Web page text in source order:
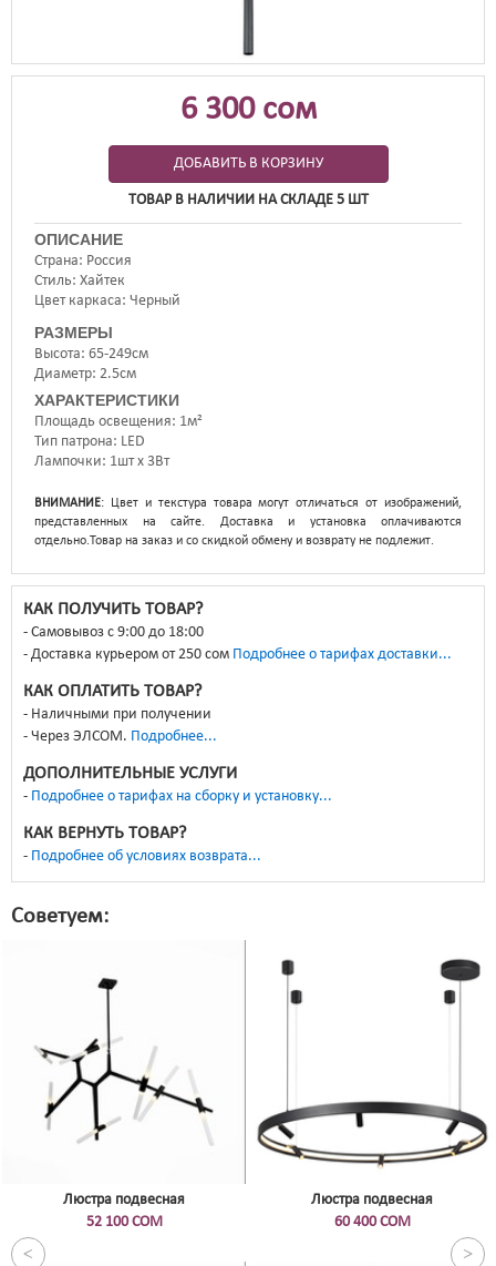
6 300 сом
ДОБАВИТЬ В КОРЗИНУ
ТОВАР В НАЛИЧИИ НА СКЛАДЕ 5 ШТ
ОПИСАНИЕ
Страна Россия
Стиль Хайтек
Цвет каркаса Черный
РАЗМЕРЫ
Высота 65-249см
Диаметр 2.5см
ХАРАКТЕРИСТИКИ
Площадь освещения 1м²
Тип патрона LED
Лампочки 1шт x 3Вт
ВНИМАНИЕ: Цвет и текстура товара могут отличаться от изображений,
представленных на сайте. Доставка и установка оплачиваются
отдельно.Товар на заказ и со скидкой обмену и возврату не подлежит.
КАК ПОЛУЧИТЬ ТОВАР?
Самовывоз с 9:00 до 18:00
Доставка курьером от 250 сом Подробнее о тарифах доставки...
КАК ОПЛАТИТЬ ТОВАР?
Наличными при получении
Через ЭЛСОМ. Подробнее...
ДОПОЛНИТЕЛЬНЫЕ УСЛУГИ
Подробнее о тарифах на сборку и установку...
КАК ВЕРНУТЬ ТОВАР?
Подробнее об условиях возврата...
Советуем:
Люстра подвесная
52 100 СОМ
Люстра подвесная
60 400 СОМ
< >